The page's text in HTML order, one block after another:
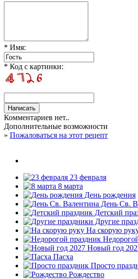
* Имя:
* Код с картинки:
Комментариев нет..
Дополнительные возможности
» Пожаловаться на этот рецепт
23 февраля
8 марта
День рождения
День Св.
Детский
Другие
На скорую
Новый год
Пасха
Просто
Рождество